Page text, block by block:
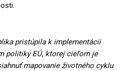
pristúpila k implementácii
politiky EÚ, ktorej cieľom je
mapovanie životného cyklu